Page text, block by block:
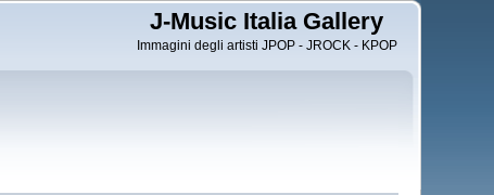
J-Music Italia Gallery
Immagini degli artisti JPOP - JROCK - KPOP